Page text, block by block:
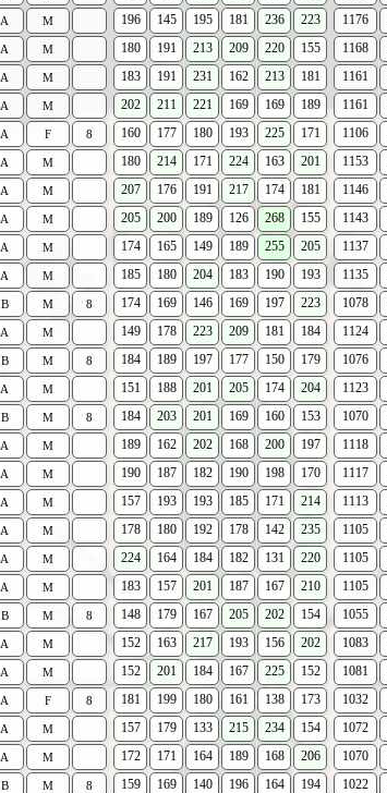
A M 196 145 195 181 236 223 1176
A M 180 191 213 209 220 155 1168
A M 183 191 231 162 213 181 1161
A M 202 211 221 169 169 189 1161
A F 8 160 177 180 193 225 171 1106
A M 180 214 171 224 163 201 1153
A M 207 176 191 217 174 181 1146
A M 205 200 189 126 268 155 1143
A M 174 165 149 189 255 205 1137
A M 185 180 204 183 190 193 1135
B M 8 174 169 146 169 197 223 1078
A M 149 178 223 209 181 184 1124
B M 8 184 189 197 177 150 179 1076
A M 151 188 201 205 174 204 1123
B M 8 184 203 201 169 160 153 1070
A M 189 162 202 168 200 197 1118
A M 190 187 182 190 198 170 1117
A M 157 193 193 185 171 214 1113
A M 178 180 192 178 142 235 1105
A M 224 164 184 182 131 220 1105
A M 183 157 201 187 167 210 1105
B M 8 148 179 167 205 202 154 1055
A M 152 163 217 193 156 202 1083
A M 152 201 184 167 225 152 1081
A F 8 181 199 180 161 138 173 1032
A M 157 179 133 215 234 154 1072
A M 172 171 164 189 168 206 1070
B M 8 159 169 140 196 164 194 1022